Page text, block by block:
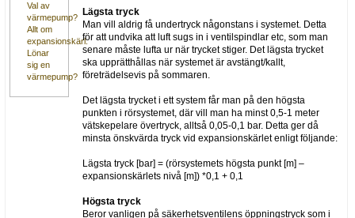
Val av
värmepump?
Allt om
expansionskärl.
Lönar
sig en
värmepump?
Lägsta tryck
Man vill aldrig få undertryck någonstans i systemet. Detta
för att undvika att luft sugs in i ventilspindlar etc, som man
senare måste lufta ur när trycket stiger. Det lägsta trycket
ska upprätthållas när systemet är avstängt/kallt,
företrädelsevis på sommaren.
Det lägsta trycket i ett system får man på den högsta
punkten i rörsystemet, där vill man ha minst 0,5-1 meter
vätskepelare övertryck, alltså 0,05-0,1 bar. Detta ger då
minsta önskvärda tryck vid expansionskärlet enligt följande:
Lägsta tryck [bar] = (rörsystemets högsta punkt [m] –
expansionskärlets nivå [m]) *0,1 + 0,1
Högsta tryck
Beror vanligen på säkerhetsventilens öppningstryck som i